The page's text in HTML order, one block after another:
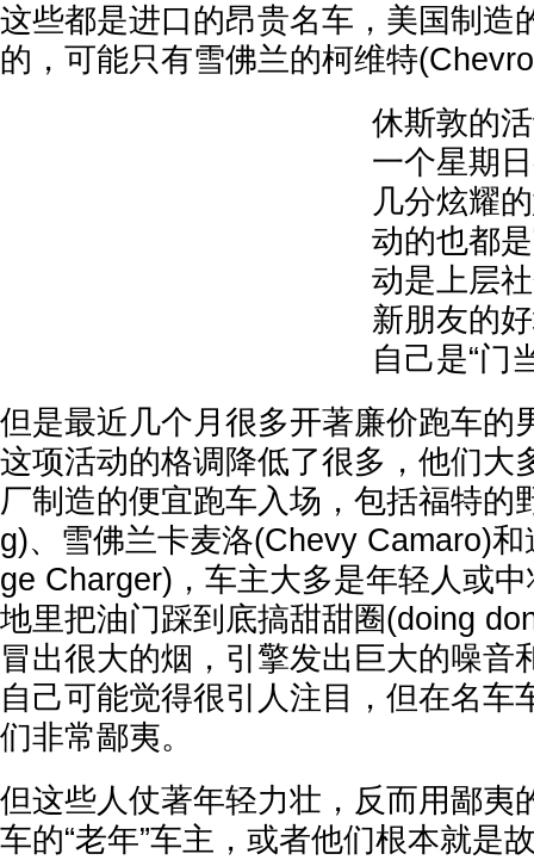
这些都是进口的昂贵名车，美国制造
的，可能只有雪佛兰的柯维特
休斯敦的
一个星期
几分炫耀
动的也都
动是上层
新朋友的
自己是“门
但是最近几个月很多开著廉价跑车的
这项活动的格调降低了很多，他们大
厂制造的便宜跑车入场，包括福特的
g)、雪佛兰卡麦洛(Chevy Camaro)
ge Charger)，车主大多是年轻人或
地里把油门踩到底搞甜甜圈(doing
冒出很大的烟，引擎发出巨大的噪音
自己可能觉得很引人注目，但在名车
们非常鄙夷。
但这些人仗著年轻力壮，反而用鄙夷
车的“老年”车主，或者他们根本就是